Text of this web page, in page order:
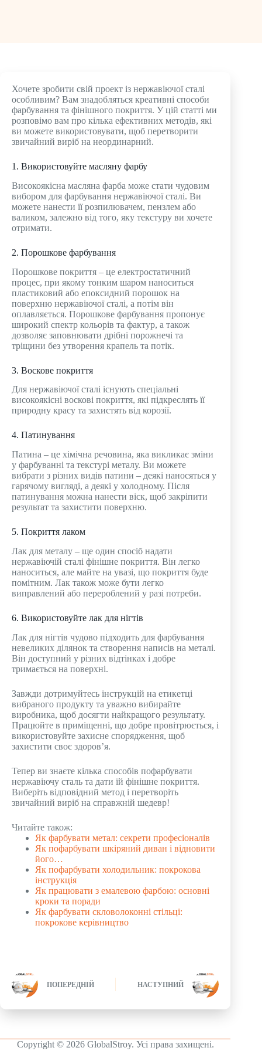
Хочете зробити свій проект із нержавіючої сталі
особливим? Вам знадобляться креативні способи
фарбування та фінішного покриття. У цій статті ми
розповімо вам про кілька ефективних методів, які
ви можете використовувати, щоб перетворити
звичайний виріб на неординарний.
1. Використовуйте масляну фарбу
Високоякісна масляна фарба може стати чудовим
вибором для фарбування нержавіючої сталі. Ви
можете нанести її розпилювачем, пензлем або
валиком, залежно від того, яку текстуру ви хочете
отримати.
2. Порошкове фарбування
Порошкове покриття – це електростатичний
процес, при якому тонким шаром наноситься
пластиковий або епоксидний порошок на
поверхню нержавіючої сталі, а потім він
оплавляється. Порошкове фарбування пропонує
широкий спектр кольорів та фактур, а також
дозволяє заповнювати дрібні порожнечі та
тріщини без утворення крапель та потік.
3. Воскове покриття
Для нержавіючої сталі існують спеціальні
високоякісні воскові покриття, які підкреслять її
природну красу та захистять від корозії.
4. Патинування
Патина – це хімічна речовина, яка викликає зміни
у фарбуванні та текстурі металу. Ви можете
вибрати з різних видів патини – деякі наносяться у
гарячому вигляді, а деякі у холодному. Після
патинування можна нанести віск, щоб закріпити
результат та захистити поверхню.
5. Покриття лаком
Лак для металу – ще один спосіб надати
нержавіючій сталі фінішне покриття. Він легко
наноситься, але майте на увазі, що покриття буде
помітним. Лак також може бути легко
виправлений або перероблений у разі потреби.
6. Використовуйте лак для нігтів
Лак для нігтів чудово підходить для фарбування
невеликих ділянок та створення написів на металі.
Він доступний у різних відтінках і добре
тримається на поверхні.
Завжди дотримуйтесь інструкцій на етикетці
вибраного продукту та уважно вибирайте
виробника, щоб досягти найкращого результату.
Працюйте в приміщенні, що добре провітрюється, і
використовуйте захисне спорядження, щоб
захистити своє здоров’я.
Тепер ви знаєте кілька способів пофарбувати
нержавіючу сталь та дати їй фінішне покриття.
Виберіть відповідний метод і перетворіть
звичайний виріб на справжній шедевр!
Читайте також:
Як фарбувати метал: секрети професіоналів
Як пофарбувати шкіряний диван і відновити
його…
Як пофарбувати холодильник: покрокова
інструкція
Як працювати з емалевою фарбою: основні
кроки та поради
Як фарбувати скловолоконні стільці:
покрокове керівництво
ПОПЕРЕДНІЙ НАСТУПНИЙ
Copyright © 2026 GlobalStroy. Усі права захищені.